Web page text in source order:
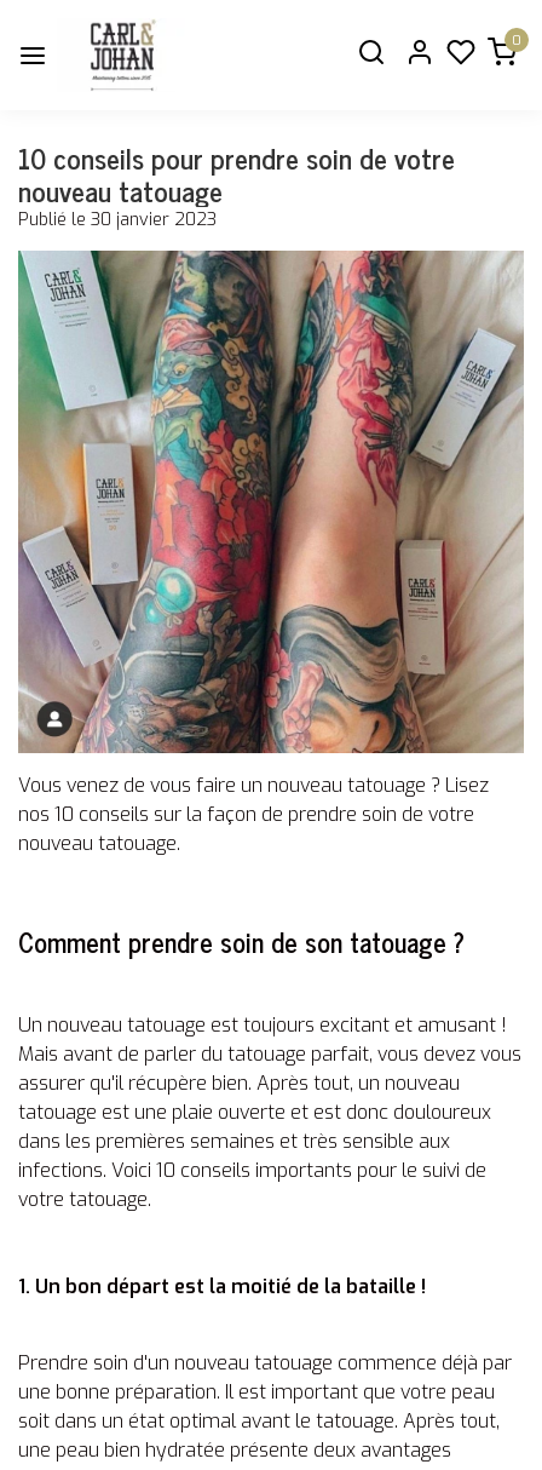
0
10 conseils pour prendre soin de votre
nouveau tatouage
Publié le 30 janvier 2023
Vous venez de vous faire un nouveau tatouage ? Lisez
nos 10 conseils sur la façon de prendre soin de votre
nouveau tatouage.
Comment prendre soin de son tatouage ?
Un nouveau tatouage est toujours excitant et amusant !
Mais avant de parler du tatouage parfait, vous devez vous
assurer qu'il récupère bien. Après tout, un nouveau
tatouage est une plaie ouverte et est donc douloureux
dans les premières semaines et très sensible aux
infections. Voici 10 conseils importants pour le suivi de
votre tatouage.
1. Un bon départ est la moitié de la bataille !
Prendre soin d'un nouveau tatouage commence déjà par
une bonne préparation. Il est important que votre peau
soit dans un état optimal avant le tatouage. Après tout,
une peau bien hydratée présente deux avantages